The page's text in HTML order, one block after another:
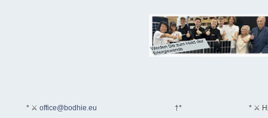
* ⚔ office@bodhie.eu †* * ⚔